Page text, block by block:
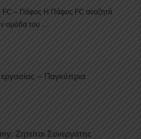
FC – Πάφος Η Πάφος FC αναζητά
ομάδα του …
– Παγκύπρια
Ζητείται Συνεργάτης